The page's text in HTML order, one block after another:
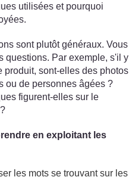
utilisées et pourquoi
sont plutôt généraux. Vous
questions. Par exemple, s'il y
produit, sont-elles des photos
ou de personnes âgées ?
figurent-elles sur le
en exploitant les
les mots se trouvant sur les